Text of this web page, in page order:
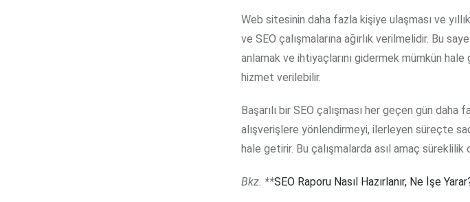
Web sitesinin daha fazla kişiye ulaşması ve
ve SEO çalışmalarına ağırlık verilmelidir. Bu
anlamak ve ihtiyaçlarını gidermek mümkün
hizmet verilebilir.
Başarılı bir SEO çalışması her geçen gün daha
alışverişlere yönlendirmeyi, ilerleyen süreçte
hale getirir. Bu çalışmalarda asıl amaç süreklilik
Bkz. **SEO Raporu Nasıl Hazırlanır, Ne İşe